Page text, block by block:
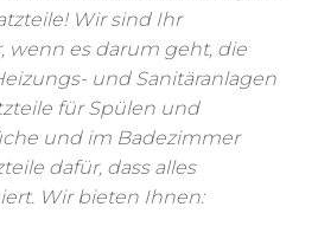
Wir sind Ihr
wenn es darum geht, die
und Sanitäranlagen
für Spülen und
und im Badezimmer
dafür, dass alles
Wir bieten Ihnen: